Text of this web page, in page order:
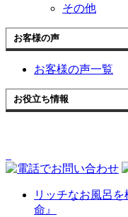
その他
お客様の声
お客様の声一覧
お役立ち情報
リッチなお風呂
命』